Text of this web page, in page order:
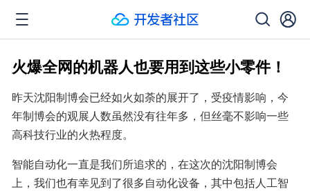
火爆全网的机器人也要用到这些小零件！
昨天沈阳制博会已经如火如荼的展开了，受疫情影响，今
年制博会的观展人数虽然没有往年多，但丝毫不影响一些
高科技行业的火热程度。
智能自动化一直是我们所追求的，在这次的沈阳制博会
上，我们也有幸见到了很多自动化设备，其中包括人工智